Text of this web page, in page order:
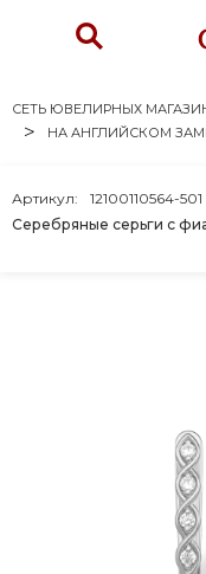
СЕТЬ ЮВЕЛИРНЫХ
НА АНГЛИЙСКОМ
Серебряные серьги с
Артикул: 12100110564-501